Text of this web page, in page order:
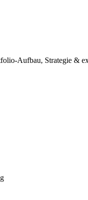
Aufbau, Strategie &